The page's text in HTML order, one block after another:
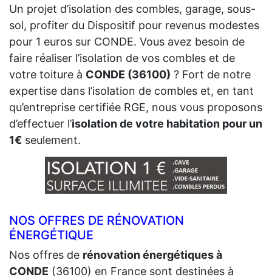
Un projet d’isolation des combles, garage, sous-
sol, profiter du Dispositif pour revenus modestes
pour 1 euros sur CONDE. Vous avez besoin de
faire réaliser l’isolation de vos combles et de
votre toiture à CONDE (36100) ? Fort de notre
expertise dans l’isolation de combles et, en tant
qu’entreprise certifiée RGE, nous vous proposons
d’effectuer l’isolation de votre habitation pour un
1€ seulement.
NOS OFFRES DE RÉNOVATION
ÉNERGÉTIQUE
Nos offres de rénovation énergétiques à
CONDE (36100) en France sont destinées à